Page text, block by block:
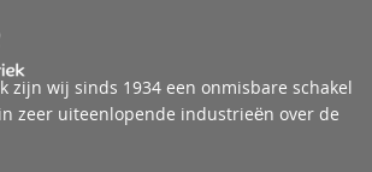
zijn wij sinds 1934 een onmisbare schakel
zeer uiteenlopende industrieën over de